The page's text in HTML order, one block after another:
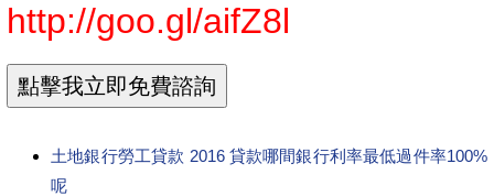
http://goo.gl/aifZ8l
土地銀行勞工貸款 2016 貸款哪間銀行利率最低過件率100%
呢